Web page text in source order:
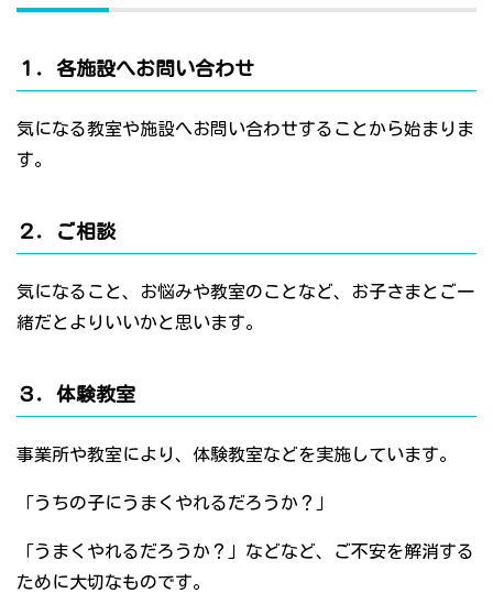
１．各施設へお問い合わせ
気になる教室や施設へお問い合わせすることから始まりま
す。
２．ご相談
気になること、お悩みや教室のことなど、お子さまとご一
緒だとよりいいかと思います。
３．体験教室
事業所や教室により、体験教室などを実施しています。
「うちの子にうまくやれるだろうか？」
「うまくやれるだろうか？」などなど、ご不安を解消する
ために大切なものです。